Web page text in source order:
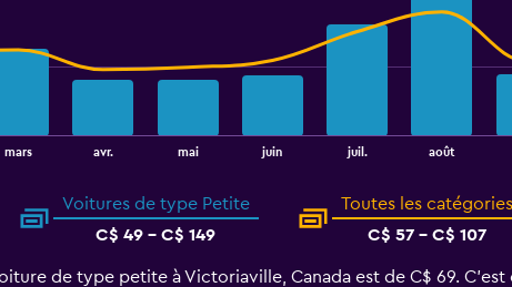
mars avr. mai juin juil. août
Voitures de type Petite
C$ 49 - C$ 149
Toutes les catégories
C$ 57 - C$ 107
de type petite à Victoriaville, Canada est de C$ 69.